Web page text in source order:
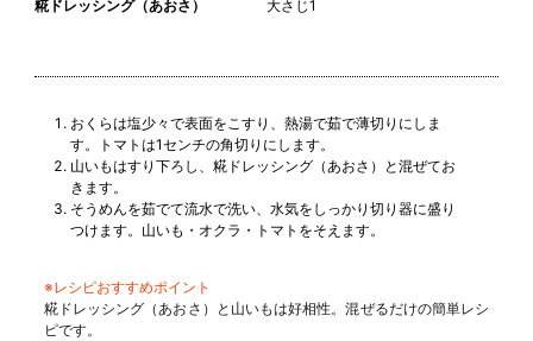
糀ドレッシング（あおさ）
大さじ1
おくらは塩少々で表面をこすり、熱湯で茹で薄切りにしま
す。トマトは1センチの角切りにします。
山いもはすり下ろし、糀ドレッシング（あおさ）と混ぜてお
きます。
そうめんを茹でて流水で洗い、水気をしっかり切り器に盛り
つけます。山いも・オクラ・トマトをそえます。
※レシピおすすめポイント
糀ドレッシング（あおさ）と山いもは好相性。混ぜるだけの簡単レシ
ピです。